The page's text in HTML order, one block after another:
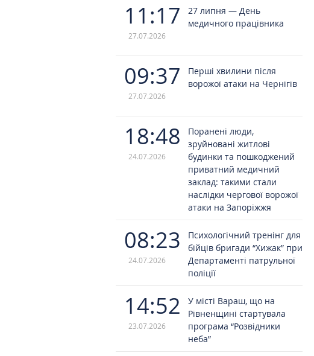
11:17
27.07.2026
27 липня — День
медичного працівника
09:37
27.07.2026
Перші хвилини після
ворожої атаки на Чернігів
18:48
24.07.2026
Поранені люди,
зруйновані житлові
будинки та пошкоджений
приватний медичний
заклад: такими стали
наслідки чергової ворожої
атаки на Запоріжжя
08:23
24.07.2026
Психологічний тренінг для
бійців бригади “Хижак” при
Департаменті патрульної
поліції
14:52
23.07.2026
У місті Вараш, що на
Рівненщині стартувала
програма “Розвідники
неба”